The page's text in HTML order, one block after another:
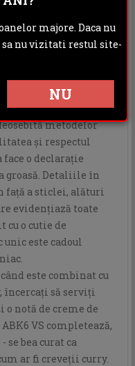
prezență în
Champagne și
cu o locație
solurilor bogate
casa ABK6 se
aspectelor procesului
metodelor
și respectul
o declarație
groasă. Detaliile în
față a sticlei, alături
evidențiază toate
o cutie de
unic este cadoul
este combinat cu
să serviți
o notă de creme de
VS completează,
se bea curat ca
ar fi creveții curry.
majore. Daca nu
nu vizitati restul site-
NU